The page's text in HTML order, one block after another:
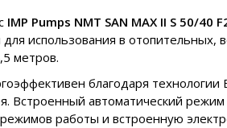
IMP Pumps NMT SAN MAX II S 50/40
использования в
метров.
благодаря
Встроенный автоматический
работы и встроенную